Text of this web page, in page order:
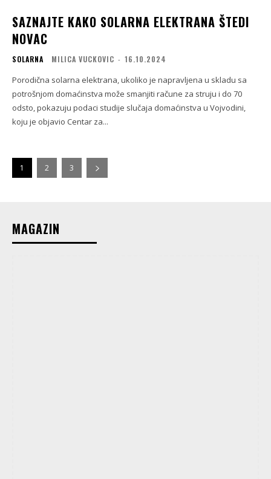
SAZNAJTE KAKO SOLARNA ELEKTRANA ŠTEDI
NOVAC
SOLARNA MILICA VUCKOVIC - 16.10.2024
Porodična solarna elektrana, ukoliko je napravljena u skladu sa
potrošnjom domaćinstva može smanjiti račune za struju i do 70
odsto, pokazuju podaci studije slučaja domaćinstva u Vojvodini,
koju je objavio Centar za...
1 2 3
MAGAZIN